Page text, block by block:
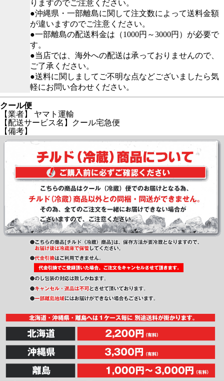
りますのでご注意ください。
●沖縄県・一部離島に関して注文数によって送料金額
が違いますのでご注意ください。
●一部離島の配送料金は（1000円～3000円）が必要で
す。
●当店では、海外への配送は承っておりませんので、
ご了承ください。
●送料に関しましてご不明な点などございましたら気
軽にお問い合わせください。
クール便
【業者】 ヤマト運輸
【配送サービス名】クール宅急便
【備考】